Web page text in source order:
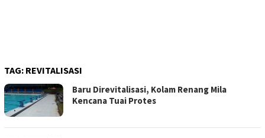
TAG: REVITALISASI
Baru Direvitalisasi, Kolam Renang Mila
Kencana Tuai Protes